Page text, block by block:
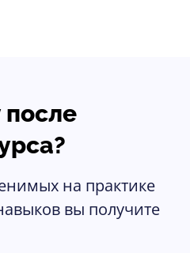
после
на практике
вы получите